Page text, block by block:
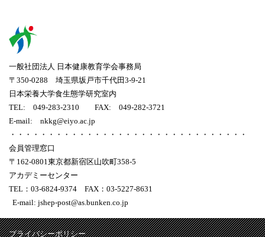
一般社団法人 日本健康教育学会事務局
〒350-0288 埼玉県坂戸市千代田3-9-21
日本栄養大学食生態学研究室内
TEL: 049-283-2310 FAX: 049-282-3721
E-mail: nkkg@eiyo.ac.jp
・・・・・・・・・・・・・・・・・・・・・・・・・・・・・・・
会員管理窓口
〒162-0801東京都新宿区山吹町358-5
アカデミーセンター
TEL：03-6824-9374 FAX：03-5227-8631
E-mail: jshep-post@as.bunken.co.jp
プライバシーポリシー